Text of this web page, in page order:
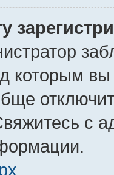
которым вы
с